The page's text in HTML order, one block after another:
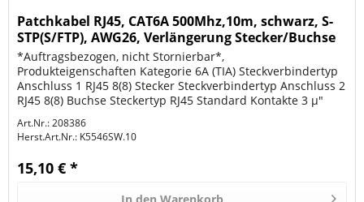
Patchkabel RJ45, CAT6A 500Mhz,10m, schwarz, S-
STP(S/FTP), AWG26, Verlängerung Stecker/Buchse
*Auftragsbezogen, nicht Stornierbar*,
Produkteigenschaften Kategorie 6A (TIA) Steckverbindertyp
Anschluss 1 RJ45 8(8) Stecker Steckverbindertyp Anschluss 2
RJ45 8(8) Buchse Steckertyp RJ45 Standard Kontakte 3 µ"
Art.Nr.: 208386
Herst.Art.Nr.: K5546SW.10
15,10 € *